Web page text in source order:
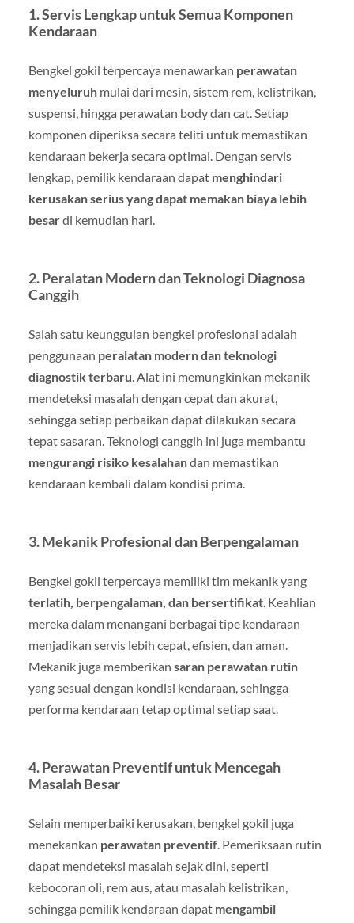
1. Servis Lengkap untuk Semua Komponen
Kendaraan
Bengkel gokil terpercaya menawarkan perawatan
menyeluruhmulai dari mesin, sistem rem, kelistrikan,
suspensi, hingga perawatan body dan cat. Setiap
komponen diperiksa secara teliti untuk memastikan
kendaraan bekerja secara optimal. Dengan servis
lengkap, pemilik kendaraan dapat menghindari
kerusakan serius yang dapat memakan biaya lebih
besardi kemudian hari.
2. Peralatan Modern dan Teknologi Diagnosa
Canggih
Salah satu keunggulan bengkel profesional adalah
penggunaan peralatan modern dan teknologi
diagnostik terbaru . Alat ini memungkinkan mekanik
mendeteksi masalah dengan cepat dan akurat,
sehingga setiap perbaikan dapat dilakukan secara
tepat sasaran. Teknologi canggih ini juga membantu
mengurangi risiko kesalahandan memastikan
kendaraan kembali dalam kondisi prima.
3. Mekanik Profesional dan Berpengalaman
Bengkel gokil terpercaya memiliki tim mekanik yang
terlatih, berpengalaman, dan bersertifikat. Keahlian
mereka dalam menangani berbagai tipe kendaraan
menjadikan servis lebih cepat, efisien, dan aman.
Mekanik juga memberikan saran perawatan rutin
yang sesuai dengan kondisi kendaraan, sehingga
performa kendaraan tetap optimal setiap saat.
4. Perawatan Preventif untuk Mencegah
Masalah Besar
Selain memperbaiki kerusakan, bengkel gokil juga
menekankan perawatan preventif. Pemeriksaan rutin
dapat mendeteksi masalah sejak dini, seperti
kebocoran oli, rem aus, atau masalah kelistrikan,
sehingga pemilik kendaraan dapat mengambil